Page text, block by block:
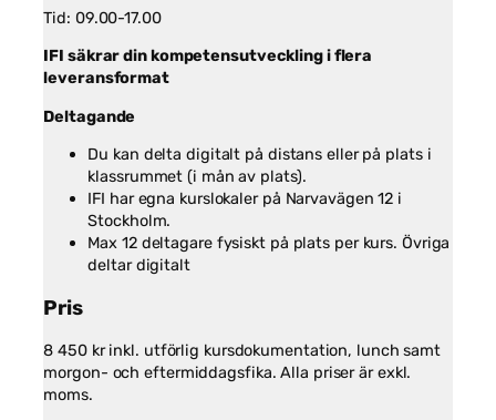
Tid: 09.00-17.00
IFI säkrar din kompetensutveckling i flera
leveransformat
Deltagande
Du kan delta digitalt på distans eller på plats i
klassrummet (i mån av plats).
IFI har egna kurslokaler på Narvavägen 12 i
Stockholm.
Max 12 deltagare fysiskt på plats per kurs. Övriga
deltar digitalt
Pris
8 450 kr inkl. utförlig kursdokumentation, lunch samt
morgon- och eftermiddagsfika. Alla priser är exkl.
moms.